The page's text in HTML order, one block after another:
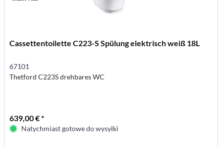
Cassettentoilette C223-S Spülung elektrisch weiß 18L
67101
Thetford C223S drehbares WC
639,00 € *
Natychmiast gotowe do wysyłki